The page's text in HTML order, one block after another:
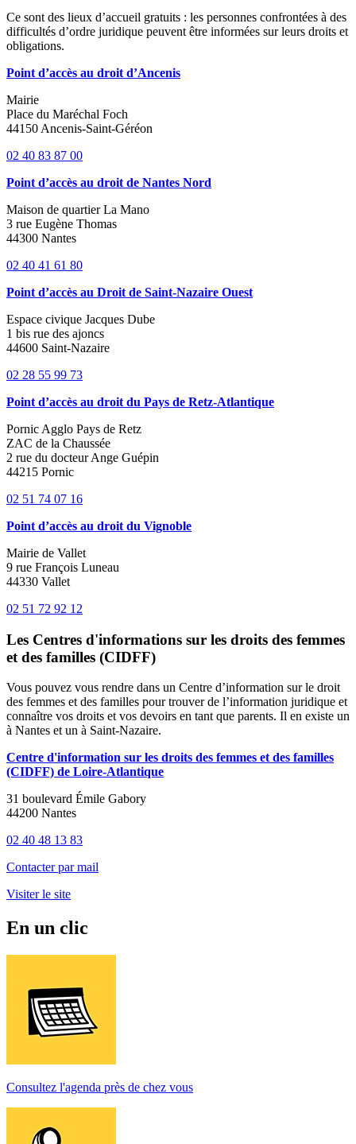
Ce sont des lieux d’accueil gratuits : les personnes confrontées à des
difficultés d’ordre juridique peuvent être informées sur leurs droits et
obligations.
Point d’accès au droit d’Ancenis
Mairie
Place du Maréchal Foch
44150 Ancenis-Saint-Géréon
02 40 83 87 00
Point d’accès au droit de Nantes Nord
Maison de quartier La Mano
3 rue Eugène Thomas
44300 Nantes
02 40 41 61 80
Point d’accès au Droit de Saint-Nazaire Ouest
Espace civique Jacques Dube
1 bis rue des ajoncs
44600 Saint-Nazaire
02 28 55 99 73
Point d’accès au droit du Pays de Retz-Atlantique
Pornic Agglo Pays de Retz
ZAC de la Chaussée
2 rue du docteur Ange Guépin
44215 Pornic
02 51 74 07 16
Point d’accès au droit du Vignoble
Mairie de Vallet
9 rue François Luneau
44330 Vallet
02 51 72 92 12
Les Centres d'informations sur les droits des femmes
et des familles (CIDFF)
Vous pouvez vous rendre dans un Centre d’information sur le droit
des femmes et des familles pour trouver de l’information juridique et
connaître vos droits et vos devoirs en tant que parents. Il en existe un
à Nantes et un à Saint-Nazaire.
Centre d'information sur les droits des femmes et des familles
(CIDFF) de Loire-Atlantique
31 boulevard Émile Gabory
44200 Nantes
02 40 48 13 83
Contacter par mail
Visiter le site
En un clic
Consultez l'agenda près de chez vous